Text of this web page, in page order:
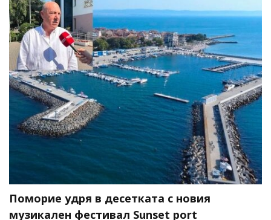
Поморие удря в десетката с новия
музикален фестивал Sunset port